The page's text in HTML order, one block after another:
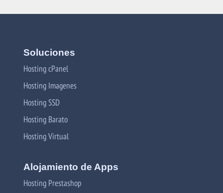
Soluciones
Hosting cPanel
Hosting Imagenes
Hosting SSD
Hosting Barato
Hosting Virtual
Alojamiento de Apps
Hosting Prestashop